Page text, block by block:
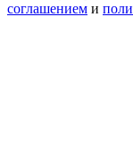
соглашением и